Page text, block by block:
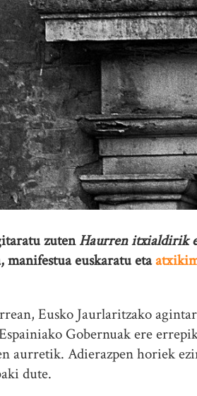
zutenHaurrenitxialdirik
euskaratu eta
Eusko Jaurlaritzako
Gobernuak ere
aurretik. Adierazpen horiek
dute.